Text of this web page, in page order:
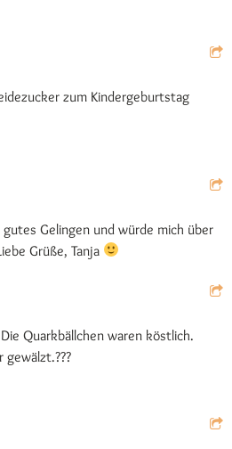
zum Kindergeburtstag
Gelingen und würde mich über
Grüße, Tanja
Quarkbällchen waren köstlich.